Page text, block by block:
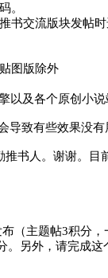
。
书交流版块发帖
图版除外
以及各个原创小说
导致有些效果没
书人。谢谢。
（主题帖3积分
。另外，请完成这